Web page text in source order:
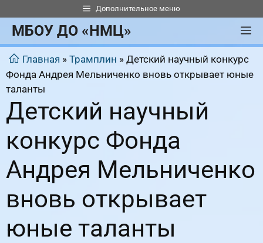
к
содержимому
Дополнительное меню
МБОУ ДО «НМЦ»
Главная »Трамплин »Детский научный конкурс
Фонда Андрея Мельниченко вновь открывает юные
таланты
Детский научный
конкурс Фонда
Андрея Мельниченко
вновь открывает
юные таланты